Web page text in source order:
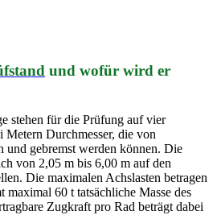
und wofür wird er
stehen für die Prüfung auf vier
Durchmesser, die von
und gebremst werden können. Die
von 2,05 m bis 6,00 m auf den
Die maximalen Achslasten betragen
maximal 60 t tatsächliche Masse des
Zugkraft pro Rad beträgt dabei